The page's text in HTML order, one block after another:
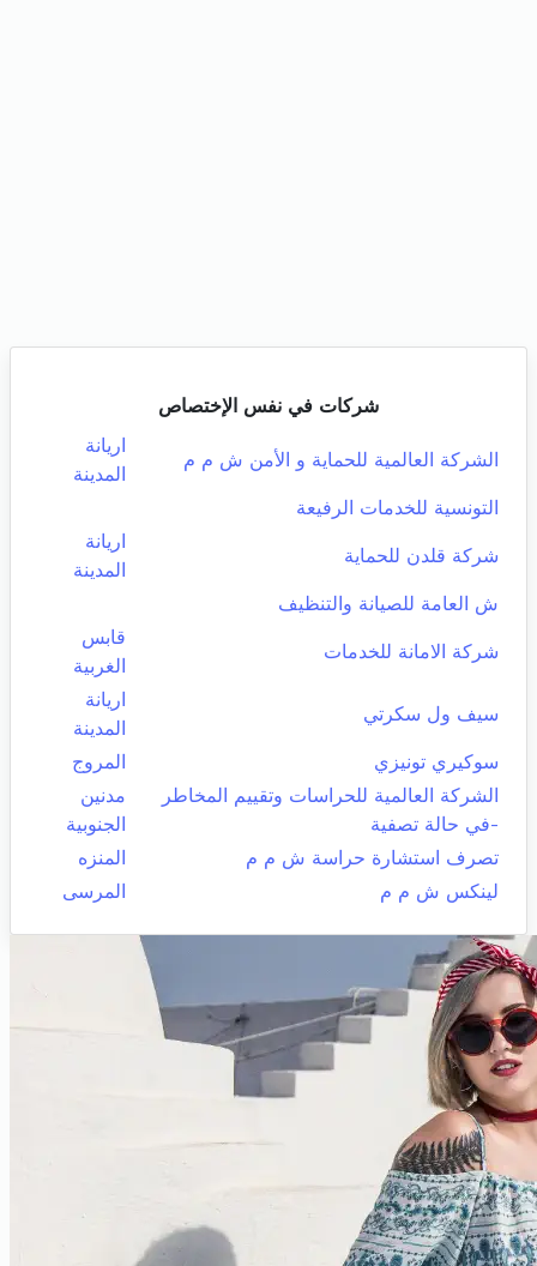
شركات في نفس الإختصاص
الشركة العالمية للحماية و الأمن ش م م
اريانة
المدينة
التونسية للخدمات الرفيعة
شركة قلدن للحماية
اريانة
المدينة
ش العامة للصيانة والتنظيف
شركة الامانة للخدمات
قابس
الغربية
سيف ول سكرتي
اريانة
المدينة
سوكيري تونيزي
المروج
الشركة العالمية للحراسات وتقييم المخاطر
-في حالة تصفية
مدنين
الجنوبية
تصرف استشارة حراسة ش م م
المنزه
لينكس ش م م
المرسى